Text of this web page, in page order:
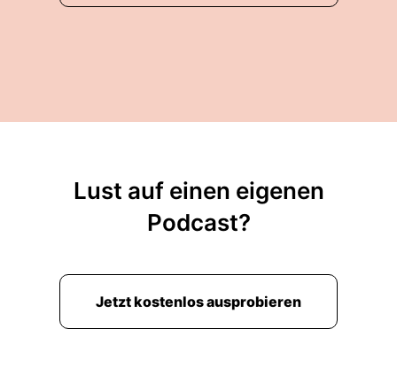
Lust auf einen eigenen
Podcast?
Jetzt kostenlos ausprobieren